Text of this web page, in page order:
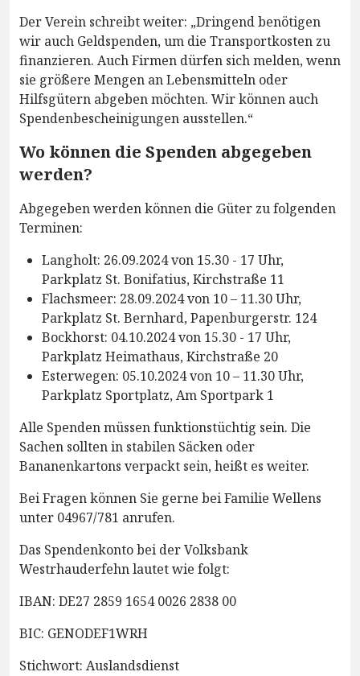
Der Verein schreibt weiter: „Dringend benötigen
wir auch Geldspenden, um die Transportkosten zu
finanzieren. Auch Firmen dürfen sich melden, wenn
sie größere Mengen an Lebensmitteln oder
Hilfsgütern abgeben möchten. Wir können auch
Spendenbescheinigungen ausstellen.“
Wo können die Spenden abgegeben
werden?
Abgegeben werden können die Güter zu folgenden
Terminen:
Langholt: 26.09.2024 von 15.30 - 17 Uhr,
Parkplatz St. Bonifatius, Kirchstraße 11
Flachsmeer: 28.09.2024 von 10 – 11.30 Uhr,
Parkplatz St. Bernhard, Papenburgerstr. 124
Bockhorst: 04.10.2024 von 15.30 - 17 Uhr,
Parkplatz Heimathaus, Kirchstraße 20
Esterwegen: 05.10.2024 von 10 – 11.30 Uhr,
Parkplatz Sportplatz, Am Sportpark 1
Alle Spenden müssen funktionstüchtig sein. Die
Sachen sollten in stabilen Säcken oder
Bananenkartons verpackt sein, heißt es weiter.
Bei Fragen können Sie gerne bei Familie Wellens
unter 04967/781 anrufen.
Das Spendenkonto bei der Volksbank
Westrhauderfehn lautet wie folgt:
IBAN: DE27 2859 1654 0026 2838 00
BIC: GENODEF1WRH
Stichwort: Auslandsdienst